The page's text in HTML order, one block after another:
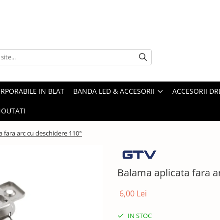
IN BLAT BANDA LED & ACCESORII ACCESORII
fara arc cu deschidere 110°
Balama aplicata fara
6,00 Lei
IN STOC